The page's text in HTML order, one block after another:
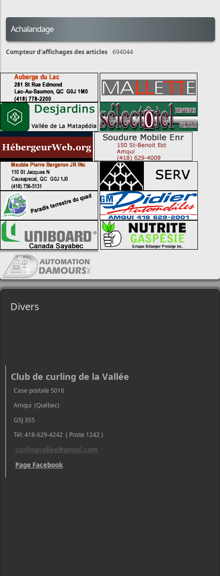
Achalandage
Compteur d'affichages des articles 694044
Divers
Club de curling de la Vallée
Case postale 5016
Amqui (Québec)
G5J 3S5
Tél: 418-629-4242 ( Poste 1242 )
curlingvallee@gmail.com
Page Facebook